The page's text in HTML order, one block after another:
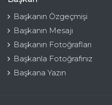
Başkanın Özgeçmişi
Başkanın Mesajı
Başkanın Fotoğrafları
Başkanla Fotoğrafınız
Başkana Yazın